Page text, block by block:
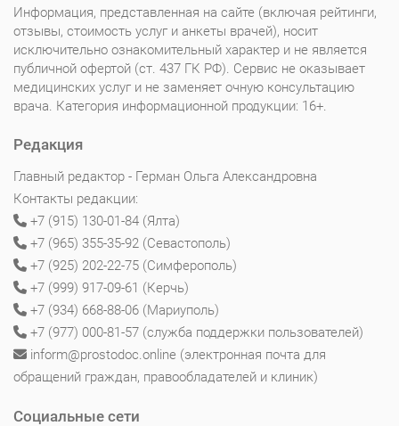
Информация, представленная на сайте (включая рейтинги,
отзывы, стоимость услуг и анкеты врачей), носит
исключительно ознакомительный характер и не является
публичной офертой (ст. 437 ГК РФ). Сервис не оказывает
медицинских услуг и не заменяет очную консультацию
врача. Категория информационной продукции: 16+.
Редакция
Главный редактор - Герман Ольга Александровна
Контакты редакции:
+7 (915) 130-01-84 (Ялта)
+7 (965) 355-35-92 (Севастополь)
+7 (925) 202-22-75 (Симферополь)
+7 (999) 917-09-61 (Керчь)
+7 (934) 668-88-06 (Мариуполь)
+7 (977) 000-81-57 (служба поддержки пользователей)
inform@prostodoc.online (электронная почта для
обращений граждан, правообладателей и клиник)
Социальные сети